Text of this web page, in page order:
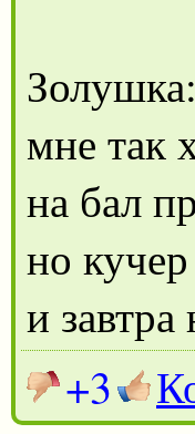
Золушка:
мне так
на бал
но
и завтра
+3